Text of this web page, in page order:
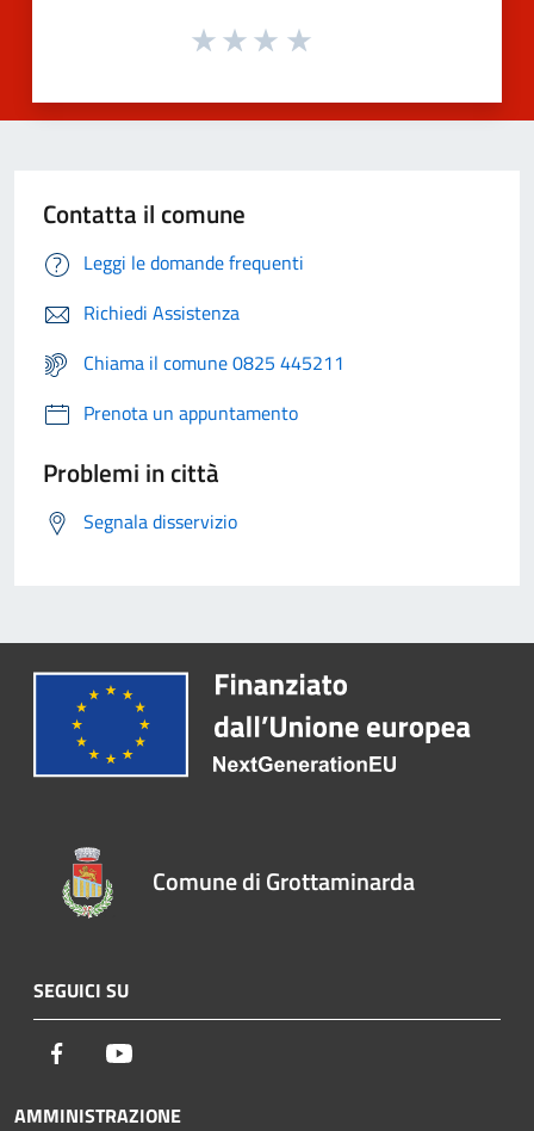
Contatta il comune
Leggi le domande frequenti
Richiedi Assistenza
Chiama il comune 0825 445211
Prenota un appuntamento
Problemi in città
Segnala disservizio
Comune di Grottaminarda
SEGUICI SU
Facebook
AMMINISTRAZIONE